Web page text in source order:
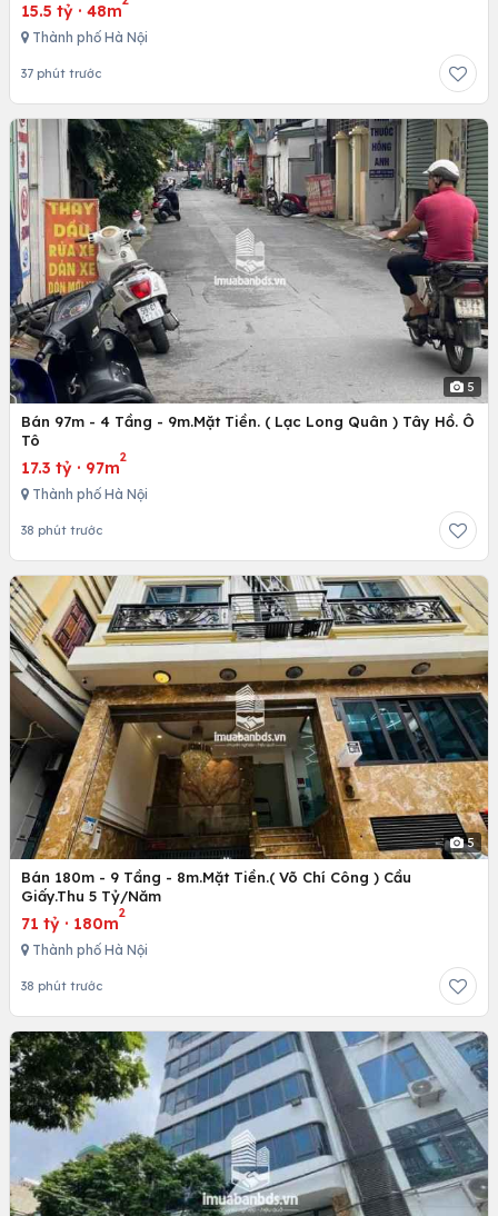
15.5 tỷ · 48m
Thành phố Hà Nội
37 phút trước
5
Bán 97m - 4 Tầng - 9m.Mặt Tiền. ( Lạc Long Quân ) Tây Hồ. Ô
Tô
17.3 tỷ · 97m
2
Thành phố Hà Nội
38 phút trước
5
Bán 180m - 9 Tầng - 8m.Mặt Tiền.( Võ Chí Công ) Cầu
Giấy.Thu 5 Tỷ/Năm
71 tỷ · 180m
2
Thành phố Hà Nội
38 phút trước